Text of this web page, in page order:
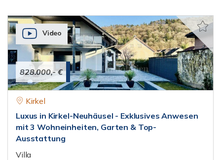
828.000,- €
Video
Kirkel
Luxus in Kirkel-Neuhäusel - Exklusives Anwesen
mit 3 Wohneinheiten, Garten & Top-
Ausstattung
Villa